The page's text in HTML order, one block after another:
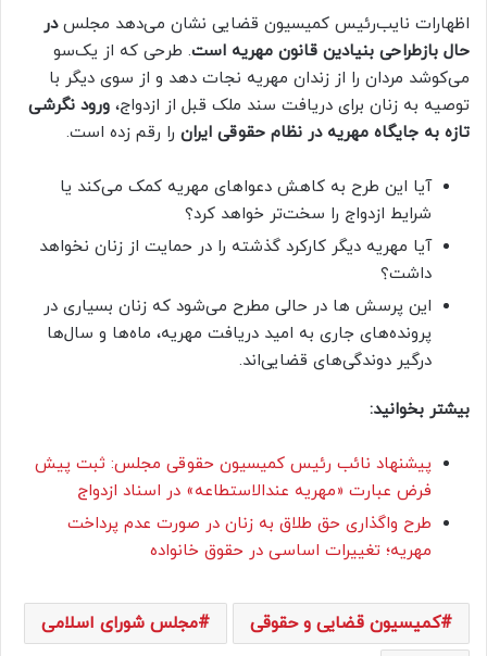
اظهارات نایب‌رئیس کمیسیون قضایی نشان می‌دهد مجلسدر
حال بازطراحی بنیادین قانون مهریه است. طرحی که از یک‌سو
می‌کوشد مردان را از زندان مهریه نجات دهد و از سوی دیگر با
توصیه به زنان برای دریافت سند ملک قبل از ازدواج، ورود نگرشی
تازه به جایگاه مهریه در نظام حقوقی ایران را رقم زده است.
آیا این طرح به کاهش دعواهای مهریه کمک می‌کند یا
شرایط ازدواج را سخت‌تر خواهد کرد؟
آیا مهریه دیگر کارکرد گذشته را در حمایت از زنان نخواهد
داشت؟
این پرسش ها در حالی مطرح می‌شود که زنان بسیاری در
پرونده‌های جاری به امید دریافت مهریه، ماه‌ها و سال‌ها
درگیر دوندگی‌های قضایی‌اند.
بیشتر بخوانید:
پیشنهاد نائب رئیس کمیسیون حقوقی مجلس: ثبت پیش
فرض عبارت «مهریه عندالاستطاعه» در اسناد ازدواج
طرح واگذاری حق طلاق به زنان در صورت عدم پرداخت
مهریه؛ تغییرات اساسی در حقوق خانواده
کمیسیون قضایی و حقوقی
مجلس شورای اسلامی